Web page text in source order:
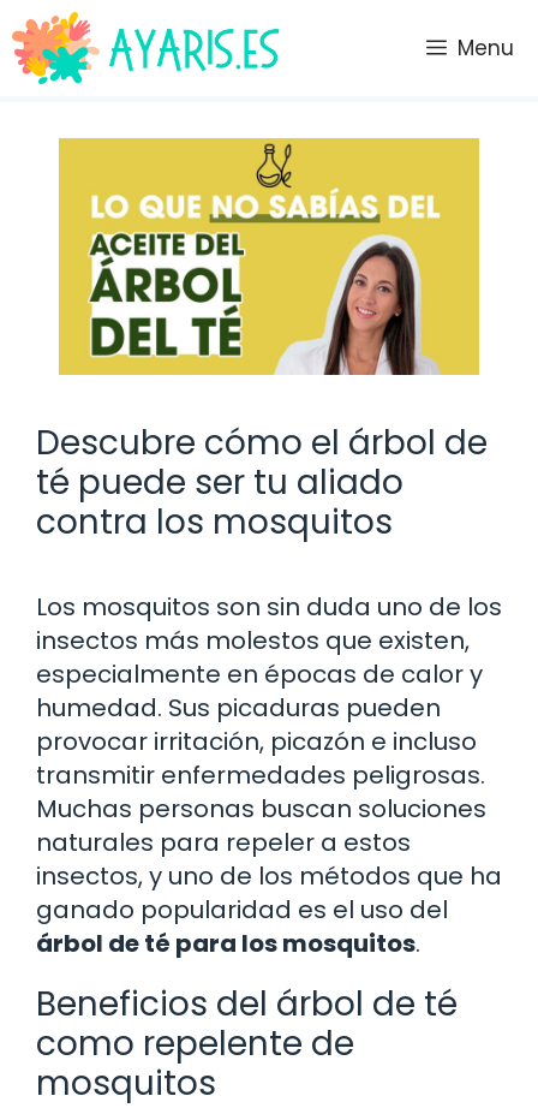
Saltar
al
contenido
Menu
Descubre cómo el árbol de
té puede ser tu aliado
contra los mosquitos
Los mosquitos son sin duda uno de los
insectos más molestos que existen,
especialmente en épocas de calor y
humedad. Sus picaduras pueden
provocar irritación, picazón e incluso
transmitir enfermedades peligrosas.
Muchas personas buscan soluciones
naturales para repeler a estos
insectos, y uno de los métodos que ha
ganado popularidad es el uso del
árbol de té para los mosquitos.
Beneficios del árbol de té
como repelente de
mosquitos